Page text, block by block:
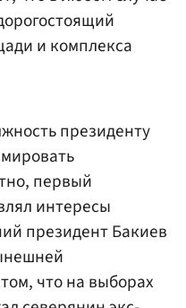
и комплекса
президенту
первый
интересы
президент Бакиев
что на выборах